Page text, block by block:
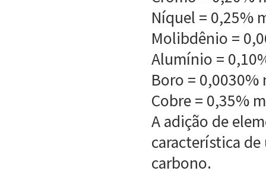
Níquel = 0,25%
Molibdênio =
Alumínio =
Boro = 0,0030%
Cobre = 0,35%
A adição de
característica
carbono.